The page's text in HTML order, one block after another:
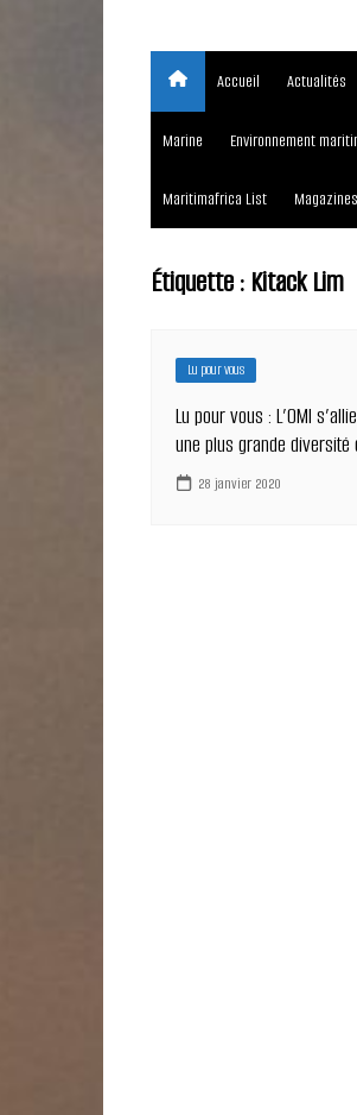
Accueil Actualités
Marine Environnement
Maritimafrica List Magazines
Étiquette : Kitack Lim
Lu pour vous
Lu pour vous : L’OMI
une plus grande
28 janvier 2020